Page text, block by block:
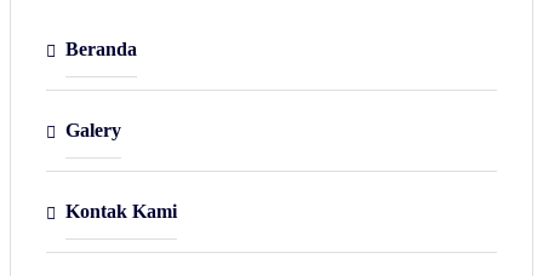
Beranda
Galery
Kontak Kami